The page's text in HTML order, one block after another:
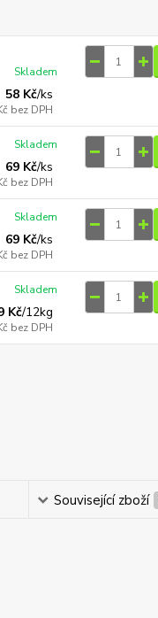
58 Kč/ks
bez DPH
Skladem
69 Kč/ks
bez DPH
Skladem
69 Kč/ks
bez DPH
Skladem
Kč/12kg
bez DPH
Skladem
Související zboží